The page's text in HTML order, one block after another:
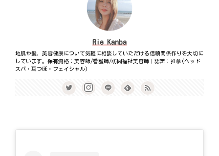
Rie Kanba
地肌や髪、美容健康について気軽に相談していただける信頼関係作りを大切に
しています。保有資格：美容師/看護師/訪問福祉美容師｜認定：推拿(ヘッド
スパ・耳つぼ・フェイシャル)